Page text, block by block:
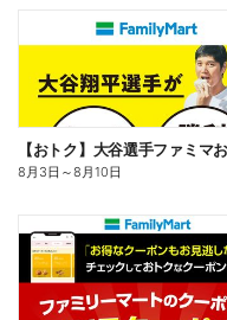
8月3日 ～8月10日